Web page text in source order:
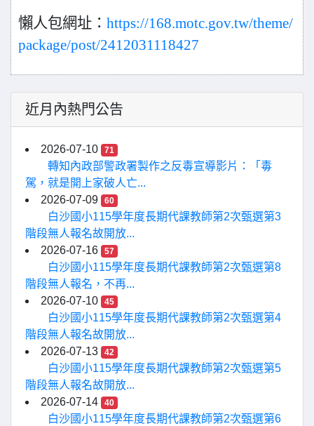
懶人包網址： https://168.motc.gov.tw/theme/
package/post/2412031118427
近月內熱門公告
2026-07-10 71
轉知內政部警政署製作之反毒宣導影片：「毒
駕，就是開上家破人亡...
2026-07-09
60
白沙國小115學年度長期代課教師第2次甄選第3
階段無人報名故開放...
2026-07-16
57
白沙國小115學年度長期代課教師第2次甄選第8
階段無人報名，不再...
2026-07-10
45
白沙國小115學年度長期代課教師第2次甄選第4
階段無人報名故開放...
2026-07-13
42
白沙國小115學年度長期代課教師第2次甄選第5
階段無人報名故開放...
2026-07-14
40
白沙國小115學年度長期代課教師第2次甄選第6